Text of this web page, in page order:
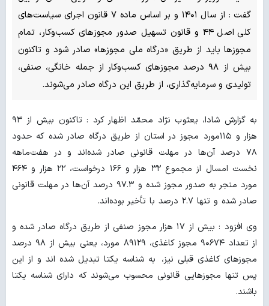
گفت : از سال ۱۴۰۱ و بر اساس ماده ۷ قانون اجرای سیاست‌های
کلی اصل ۴۴ و قانون تسهیل صدور مجوزهای کسب‌وکار، تمام
مجوزها باید از طریق «درگاه ملی مجوزها» صادر شود و تاکنون
بیش از ۹۸ درصد مجوزهای کسب‌وکار از جمله خانگی، صنفی،
تولیدی و سرمایه‌گذاری، از طریق این درگاه صادر می‌شوند.
به گزارش شادا، یعثوب نژاد محمّد اظهار کرد : تاکنون بیش از ۹۳
هزار و ۱۱۵مورد مجوز در استان از طریق درگاه صادر شده که حدود
۷۸ درصد آن‌ها در مهلت قانونی صادر شده‌اند و در هفت‌ماهه
نخست امسال از مجموع ۳۲ هزار و ۱۶۶ درخواست، ۲۲ هزار و ۴۶۴
مورد منجر به صدور مجوز شده و ۹۷.۳ درصد آن‌ها در مهلت قانونی
صادر شده و تنها ۲.۷ درصد با تأخیر بوده‌اند.
وی افزود : بیش از ۱۷ هزار مجوز صنفی از طریق درگاه صادر شده و
از تعداد ۹۰۶۷۴ مجوز کاغذی، ۸۹۱۲۹ مورد، یعنی بیش از ۹۸ درصد
مجوزهای کاغذی قبلی نیز، به شناسه یکتا تبدیل شده اند و از این
پس تنها مجوزهایی قانونی محسوب می‌شوند که دارای شناسه یکتا
باشند.